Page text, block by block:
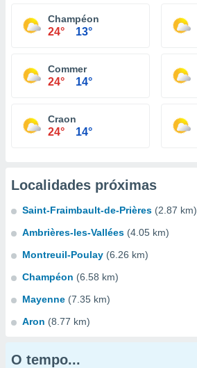
Champéon
24° 13°
Commer
24° 14°
Craon
24° 14°
Localidades próximas
Saint-Fraimbault-de-Prières (2.87 km)
Ambrières-les-Vallées (4.05 km)
Montreuil-Poulay (6.26 km)
Champéon (6.58 km)
Mayenne (7.35 km)
Aron (8.77 km)
O tempo...